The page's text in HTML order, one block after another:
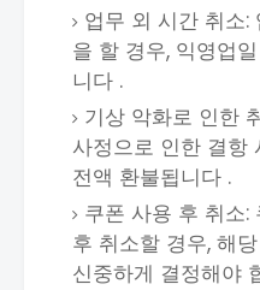
업무 외 시간 취소:
을 할 경우, 익영업
니다 .
기상 악화로 인한
사정으로 인한 결항
전액 환불됩니다 .
쿠폰 사용 후 취소:
후 취소할 경우, 해
신중하게 결정해야